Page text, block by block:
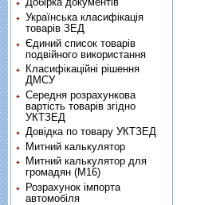
Українська класифікація
товарів ЗЕД
Єдиний список товарів
подвійного використання
Класифікаційні рішення
ДМСУ
Середня розрахункова
вартість товарів згідно
УКТЗЕД
Довідка по товару УКТЗЕД
Митний калькулятор
Митний калькулятор для
громадян (М16)
Розрахунок імпорта
автомобіля